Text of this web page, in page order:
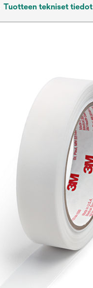
Tuotteen tekniset tiedot